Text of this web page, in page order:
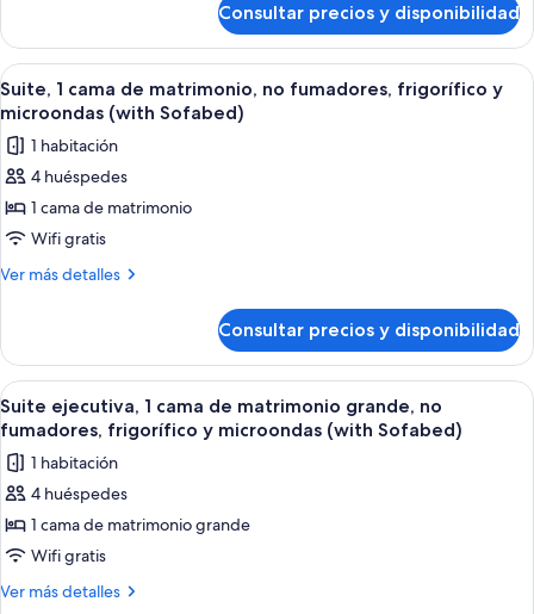
no
fumadores,
cocina
(Full
Kitchen)
1
cama
de
matrimonio,
fumadores,
cocina
Kitchen)
Consultar precios y disponibilidad
Abrir
todas
las
fotos
de
Suite,
1
cama
no
fumadores,
frigorífico
y
microondas
(with
Sofabed)
Habitación de hotel con una cama,
5
Suite, 1 cama de matrimonio, no fumadores, frigorífico y
microondas (with Sofabed)
1 habitación
4 huéspedes
1 cama de matrimonio
Wifi gratis
Ver más detalles
Más
1
cama
de
matrimonio,
fumadores,
frigorífico
microondas
(with
Consultar precios y disponibilidad
Abrir
todas
las
fotos
de
Suite
ejecutiva,
1
Habitación de hotel con una cama
4
Suite ejecutiva, 1 cama de matrimonio grande, no
fumadores, frigorífico y microondas (with Sofabed)
1 habitación
4 huéspedes
1 cama de matrimonio grande
Wifi gratis
Ver más detalles
Más